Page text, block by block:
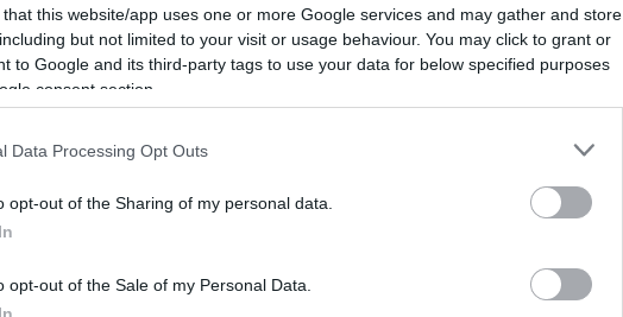
that this website/app uses one or more Google services and may gather and store
but not limited to your visit or usage behaviour. You may click to grant or
to Google and its third-party tags to use your data for below specified purposes
consent section.
Data Processing Opt Outs
opt-out of the Sharing of my personal data.
opt-out of the Sale of my Personal Data.